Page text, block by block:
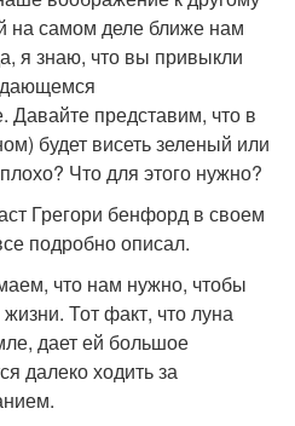
на самом деле ближе нам
я знаю, что вы привыкли
представим, что в
будет висеть зеленый или
Что для этого нужно?
Грегори бенфорд в своем
подробно описал.
что нам нужно, чтобы
Тот факт, что луна
дает ей большое
далеко ходить за